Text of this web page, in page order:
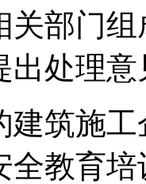
关部门
出处理意
建筑施
全教育